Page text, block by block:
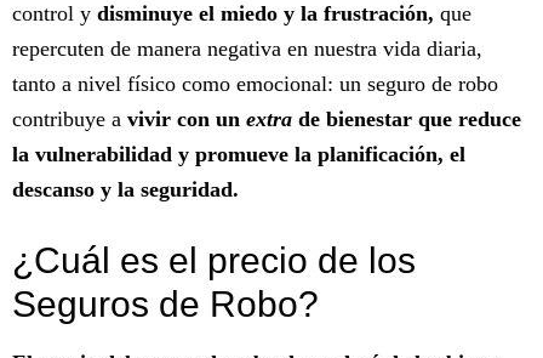
control y disminuye el miedo y la frustración, que
repercuten de manera negativa en nuestra vida diaria,
tanto a nivel físico como emocional: un seguro de robo
contribuye a vivir con un extra de bienestar que reduce
la vulnerabilidad y promueve la planificación, el
descanso y la seguridad.
¿Cuál es el precio de los
Seguros de Robo?